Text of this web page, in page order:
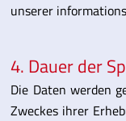
unserer
4. Dauer der
Die Daten werden
Zweckes ihrer